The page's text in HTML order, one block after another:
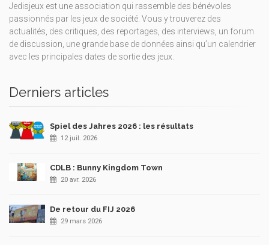
Jedisjeux est une association qui rassemble des bénévoles
passionnés par les jeux de société. Vous y trouverez des
actualités, des critiques, des reportages, des interviews, un forum
de discussion, une grande base de données ainsi qu’un calendrier
avec les principales dates de sortie des jeux.
Derniers articles
Spiel des Jahres 2026 : les résultats
12 juil. 2026
CDLB : Bunny Kingdom Town
20 avr. 2026
De retour du FIJ 2026
29 mars 2026